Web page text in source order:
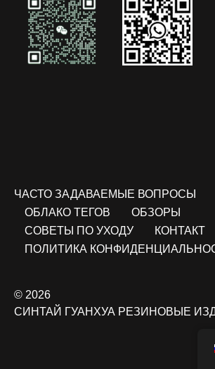
ЧАСТО ЗАДАВАЕМЫЕ ВОПРОСЫ
ОБЛАКО ТЕГОВ
ОБЗОРЫ
СОВЕТЫ ПО УХОДУ
КОНТАКТ
ПОЛИТИКА
© 2026
СИНТАЙ ГУАНХУА РЕЗИНОВЫЕ